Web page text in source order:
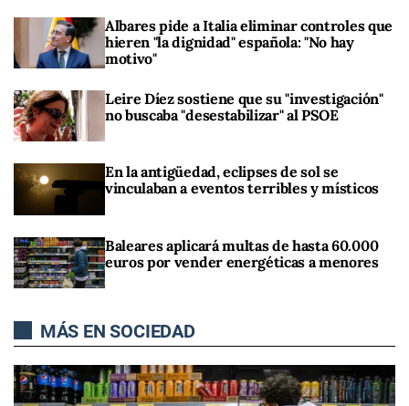
Albares pide a Italia eliminar controles que
hieren "la dignidad" española: "No hay
motivo"
Leire Díez sostiene que su "investigación"
no buscaba "desestabilizar" al PSOE
En la antigüedad, eclipses de sol se
vinculaban a eventos terribles y místicos
Baleares aplicará multas de hasta 60.000
euros por vender energéticas a menores
MÁS EN SOCIEDAD